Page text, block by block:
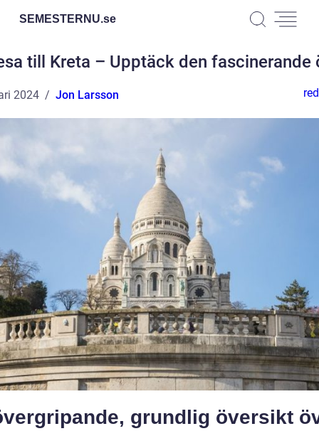
SEMESTERNU.se
till Kreta – Upptäck den fascinerande
2024 Jon Larsson
grundlig översikt